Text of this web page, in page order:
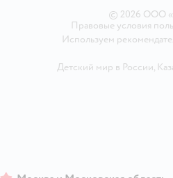
© 2026 ООО
Правовые условия
Используем
Детский мир в России,